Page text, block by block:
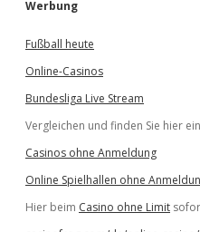
Werbung
Fußball heute
Online-Casinos
Bundesliga Live Stream
Vergleichen und finden Sie hier
Casinos ohne Anmeldung
Online Spielhallen ohne
Hier beim Casino ohne Limit